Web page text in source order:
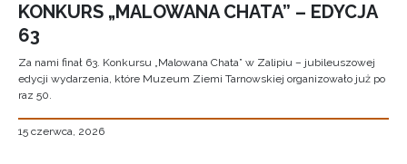
KONKURS „MALOWANA CHATA” – EDYCJA
63
Za nami finał 63. Konkursu „Malowana Chata” w Zalipiu – jubileuszowej
edycji wydarzenia, które Muzeum Ziemi Tarnowskiej organizowało już po
raz 50.
15 czerwca, 2026